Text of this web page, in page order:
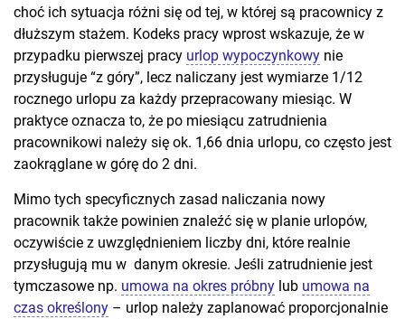
choć ich sytuacja różni się od tej, w której są pracownicy z
dłuższym stażem. Kodeks pracy wprost wskazuje, że w
przypadku pierwszej pracy urlop wypoczynkowy nie
przysługuje “z góry”, lecz naliczany jest wymiarze 1/12
rocznego urlopu za każdy przepracowany miesiąc. W
praktyce oznacza to, że po miesiącu zatrudnienia
pracownikowi należy się ok. 1,66 dnia urlopu, co często jest
zaokrąglane w górę do 2 dni.
Mimo tych specyficznych zasad naliczania nowy
pracownik także powinien znaleźć się w planie urlopów,
oczywiście z uwzględnieniem liczby dni, które realnie
przysługują mu w danym okresie. Jeśli zatrudnienie jest
tymczasowe np. umowa na okres próbny lub umowa na
czas określony – urlop należy zaplanować proporcjonalnie